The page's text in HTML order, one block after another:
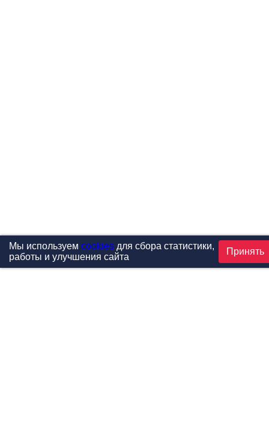
Мы используем cookiesдля сбора статистики,
работы и улучшения сайта
Принять